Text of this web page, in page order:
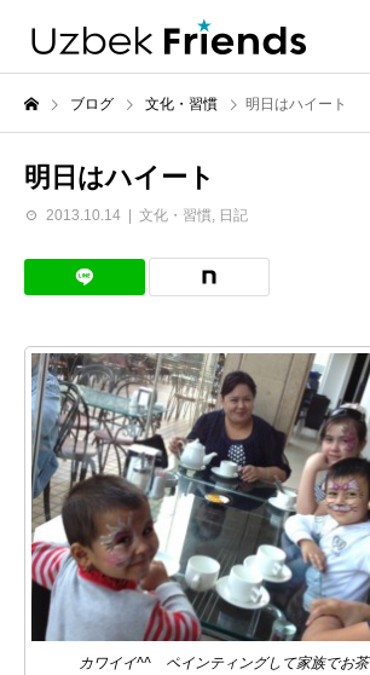
ブログ 文化・習慣 明日はハイート
明日はハイート
2013.10.14 文化・習慣 日記
カワイイ^^ ペインティングして家族でお茶